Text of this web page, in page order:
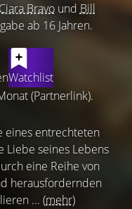
Ciara Bravound Bill
ab 16 Jahren.
Watchlist
(Partnerlink).
eines entrechteten
Liebe seines Lebens
eine Reihe von
herausfordernden
... (mehr)